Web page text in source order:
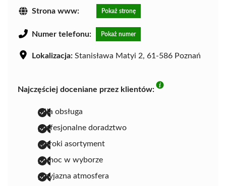
Strona www: Pokaż stronę
Numer telefonu: Pokaż numer
Lokalizacja: Stanisława Matyi 2, 61-586 Poznań
Najczęściej doceniane przez klientów:
miła obsługa
profesjonalne doradztwo
szeroki asortyment
pomoc w wyborze
przyjazna atmosfera